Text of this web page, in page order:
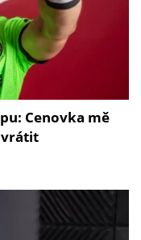
Cenovka mě
vrátit